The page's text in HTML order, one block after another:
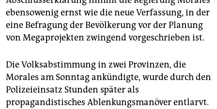
ebensowenig ernst wie die neue Verfassung, in der
eine Befragung der Bevölkerung vor der Planung
von Megaprojekten zwingend vorgeschrieben ist.
Die Volksabstimmung in zwei Provinzen, die
Morales am Sonntag ankündigte, wurde durch den
Polizeieinsatz Stunden später als
propagandistisches Ablenkungsmanöver entlarvt.